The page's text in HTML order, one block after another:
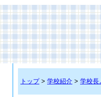
トップ> 学校紹介 > 学校長